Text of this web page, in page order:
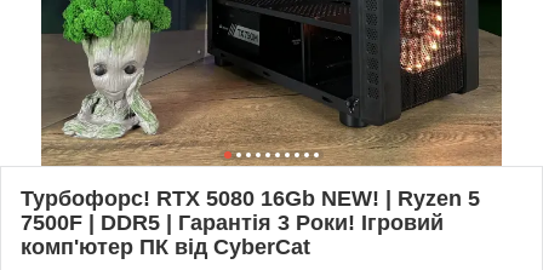
Турбофорс! RTX 5080 16Gb NEW! | Ryzen 5
7500F | DDR5 | Гарантія 3 Роки! Ігровий
комп'ютер ПК від CyberCat